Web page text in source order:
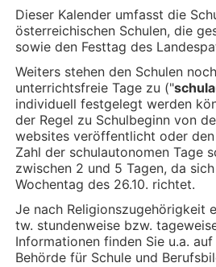
Dieser Kalender umfasst die
österreichischen Schulen, die
sowie den Festtag des
Weiters stehen den Schulen
unterrichtsfreie Tage zu ("
individuell festgelegt werden
der Regel zu Schulbeginn von
websites veröffentlicht oder
Zahl der schulautonomen Tage
zwischen 2 und 5 Tagen, da
Wochentag des 26.10. richtet.
Je nach Religionszugehörigkeit
tw. stundenweise bzw.
Informationen finden Sie u.a.
Behörde für Schule und